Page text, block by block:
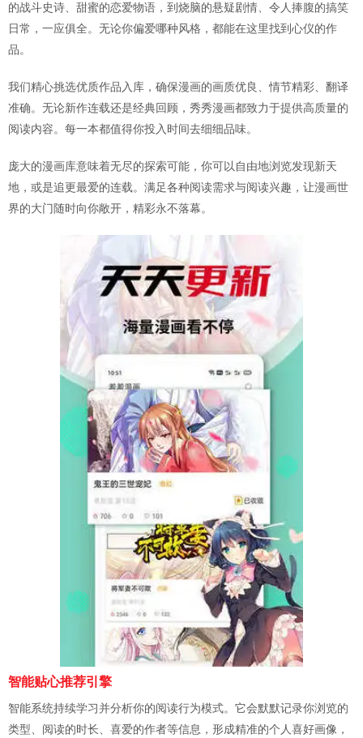
的战斗史诗、甜蜜的恋爱物语，到烧脑的悬疑剧情、令人捧腹的搞笑
日常，一应俱全。无论你偏爱哪种风格，都能在这里找到心仪的作
品。
我们精心挑选优质作品入库，确保漫画的画质优良、情节精彩、翻译
准确。无论新作连载还是经典回顾，秀秀漫画都致力于提供高质量的
阅读内容。每一本都值得你投入时间去细细品味。
庞大的漫画库意味着无尽的探索可能，你可以自由地浏览发现新天
地，或是追更最爱的连载。满足各种阅读需求与阅读兴趣，让漫画世
界的大门随时向你敞开，精彩永不落幕。
智能贴心推荐引擎
智能系统持续学习并分析你的阅读行为模式。它会默默记录你浏览的
类型、阅读的时长、喜爱的作者等信息，形成精准的个人喜好画像，